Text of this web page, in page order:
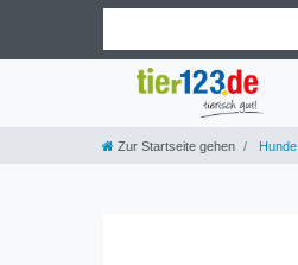
Zur Startseite gehen Hunde